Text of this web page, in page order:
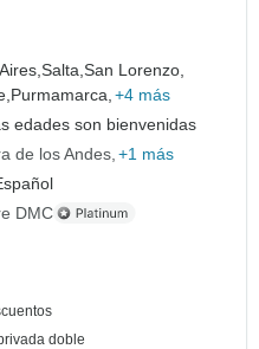
Salta,San Lorenzo,
Purmamarca, +4 más
edades son bienvenidas
de los Andes +1 más
DMC
doble